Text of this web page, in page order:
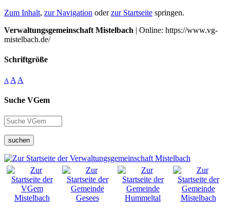
Zum Inhalt, zur Navigation oderzur Startseite springen.
Verwaltungsgemeinschaft Mistelbach | Online: https://www.vg-
mistelbach.de/
Schriftgröße
A A A
Suche VGem
suchen